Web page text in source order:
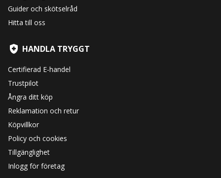
Guider och skötselråd
Hitta till oss
HANDLA TRYGGT
Certifierad E-handel
Trustpilot
Ångra ditt köp
Reklamation och retur
Köpvillkor
Policy och cookies
Tillgänglighet
Inlogg för företag